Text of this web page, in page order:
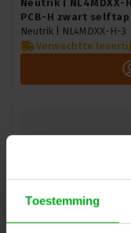
Toestemming
Neutrik |
PCB-H zwart selftap
Neutrik |
NL4MDXX-H-3
Verwachtte